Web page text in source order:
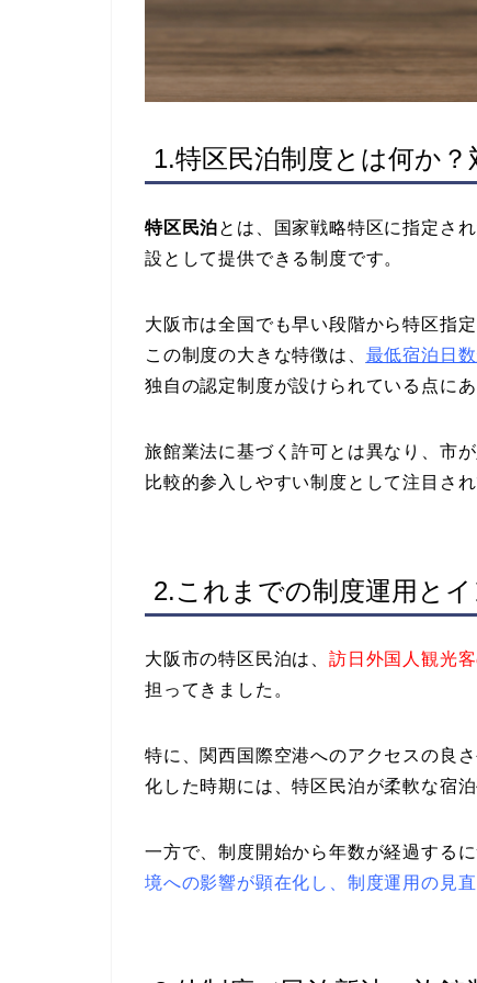
1.特区民泊制度とは何か？
特区民泊とは、国家戦略特区に指定さ
設として提供できる制度です。
大阪市は全国でも早い段階から特区指
この制度の大きな特徴は、 最低宿泊日
独自の認定制度が設けられている点にあ
旅館業法に基づく許可とは異なり、市
比較的参入しやすい制度として注目され
2.これまでの制度運用と
大阪市の特区民泊は、 訪日外国人観光
担ってきました。
特に、関西国際空港へのアクセスの良
化した時期には、特区民泊が柔軟な宿
一方で、制度開始から年数が経過するに
境への影響が顕在化し、制度運用の見